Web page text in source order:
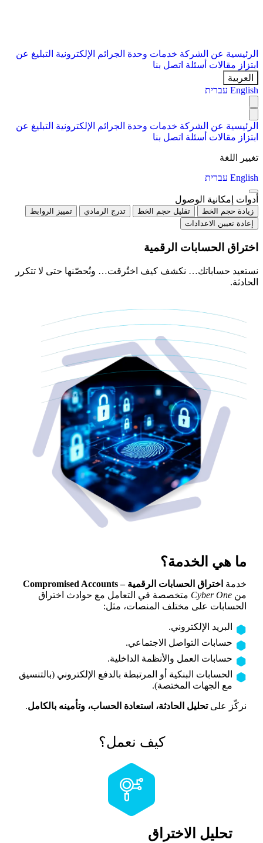
الرئيسية عن الشركة خدمات وحدة الجرائم الإلكترونية التبليغ عن
ابتزاز مقالات أسئلة اتصل بنا
العربية
English עברית
الرئيسية عن الشركة خدمات وحدة الجرائم الإلكترونية التبليغ عن
ابتزاز مقالات أسئلة اتصل بنا
تغيير اللغة
English עברית
أدوات إمكانية الوصول
زيادة حجم الخط تقليل حجم الخط تدرج الرمادي
تمييز الروابط
إعادة تعيين الاعدادات
اختراق الحسابات الرقمية
نستعيد حساباتك… نكشف كيف اختُرقت… ونُحصّنها حتى لا تتكرر
الحادثة.
ما هي الخدمة؟
خدمة اختراق الحسابات الرقمية – Compromised Accounts
من Cyber One متخصصة في التعامل مع حوادث اختراق
الحسابات على مختلف المنصات، مثل:
البريد الإلكتروني.
حسابات التواصل الاجتماعي.
حسابات العمل والأنظمة الداخلية.
الحسابات البنكية أو المرتبطة بالدفع الإلكتروني (بالتنسيق
مع الجهات المختصة).
نركّز علىتحليل الحادثة، استعادة الحساب، وتأمينه بالكامل.
كيف نعمل؟
تحليل الاختراق